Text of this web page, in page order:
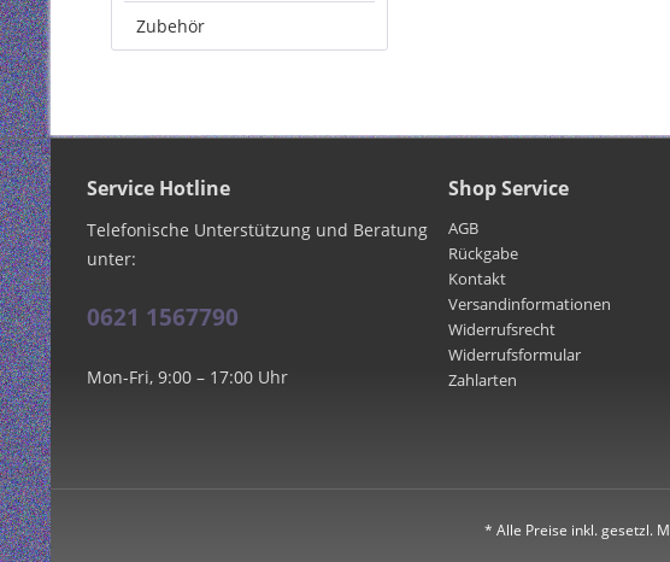
Zubehör
Service Hotline
Telefonische Unterstützung und Beratung
unter:
0621 1567790
Mon-Fri, 9:00 – 17:00 Uhr
Shop Service
AGB
Rückgabe
Kontakt
Versandinformationen
Widerrufsrecht
Widerrufsformular
Zahlarten
* Alle Preise inkl. gesetzl.